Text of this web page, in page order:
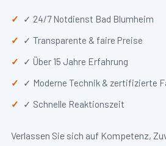
✓ 24/7 Notdienst Bad Blumheim
✓ Transparente & faire Preise
✓ Über 15 Jahre Erfahrung
✓ Moderne Technik & zertifizierte
✓ Schnelle Reaktionszeit
Verlassen Sie sich auf Kompetenz,